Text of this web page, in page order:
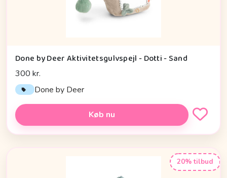
Done by Deer Aktivitetsgulvspejl - Dotti - Sand
300 kr.
Done by Deer
Køb nu
20% tilbud